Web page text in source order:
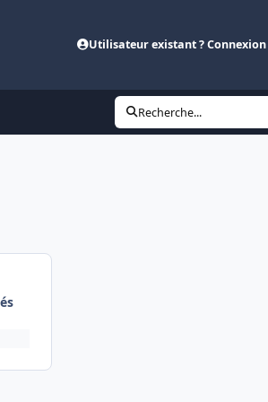
Utilisateur existant ? Connexion
Recherche...